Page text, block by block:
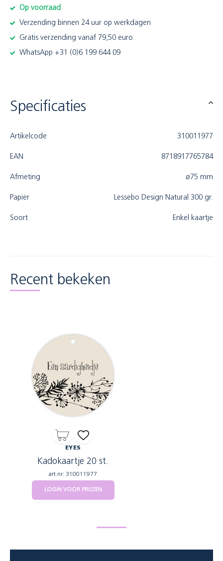
Op voorraad
Verzending binnen 24 uur op werkdagen
Gratis verzending vanaf 79,50 euro
WhatsApp +31 (0)6 199 644 09
Specificaties
Artikelcode 310011977
EAN 8718917765784
Afmeting ø75 mm
Papier Lessebo Design Natural 300 gr.
Soort Enkel kaartje
Recent bekeken
EYES
Kadokaartje 20 st.
art.nr: 310011977
LOGIN VOOR PRIJZEN